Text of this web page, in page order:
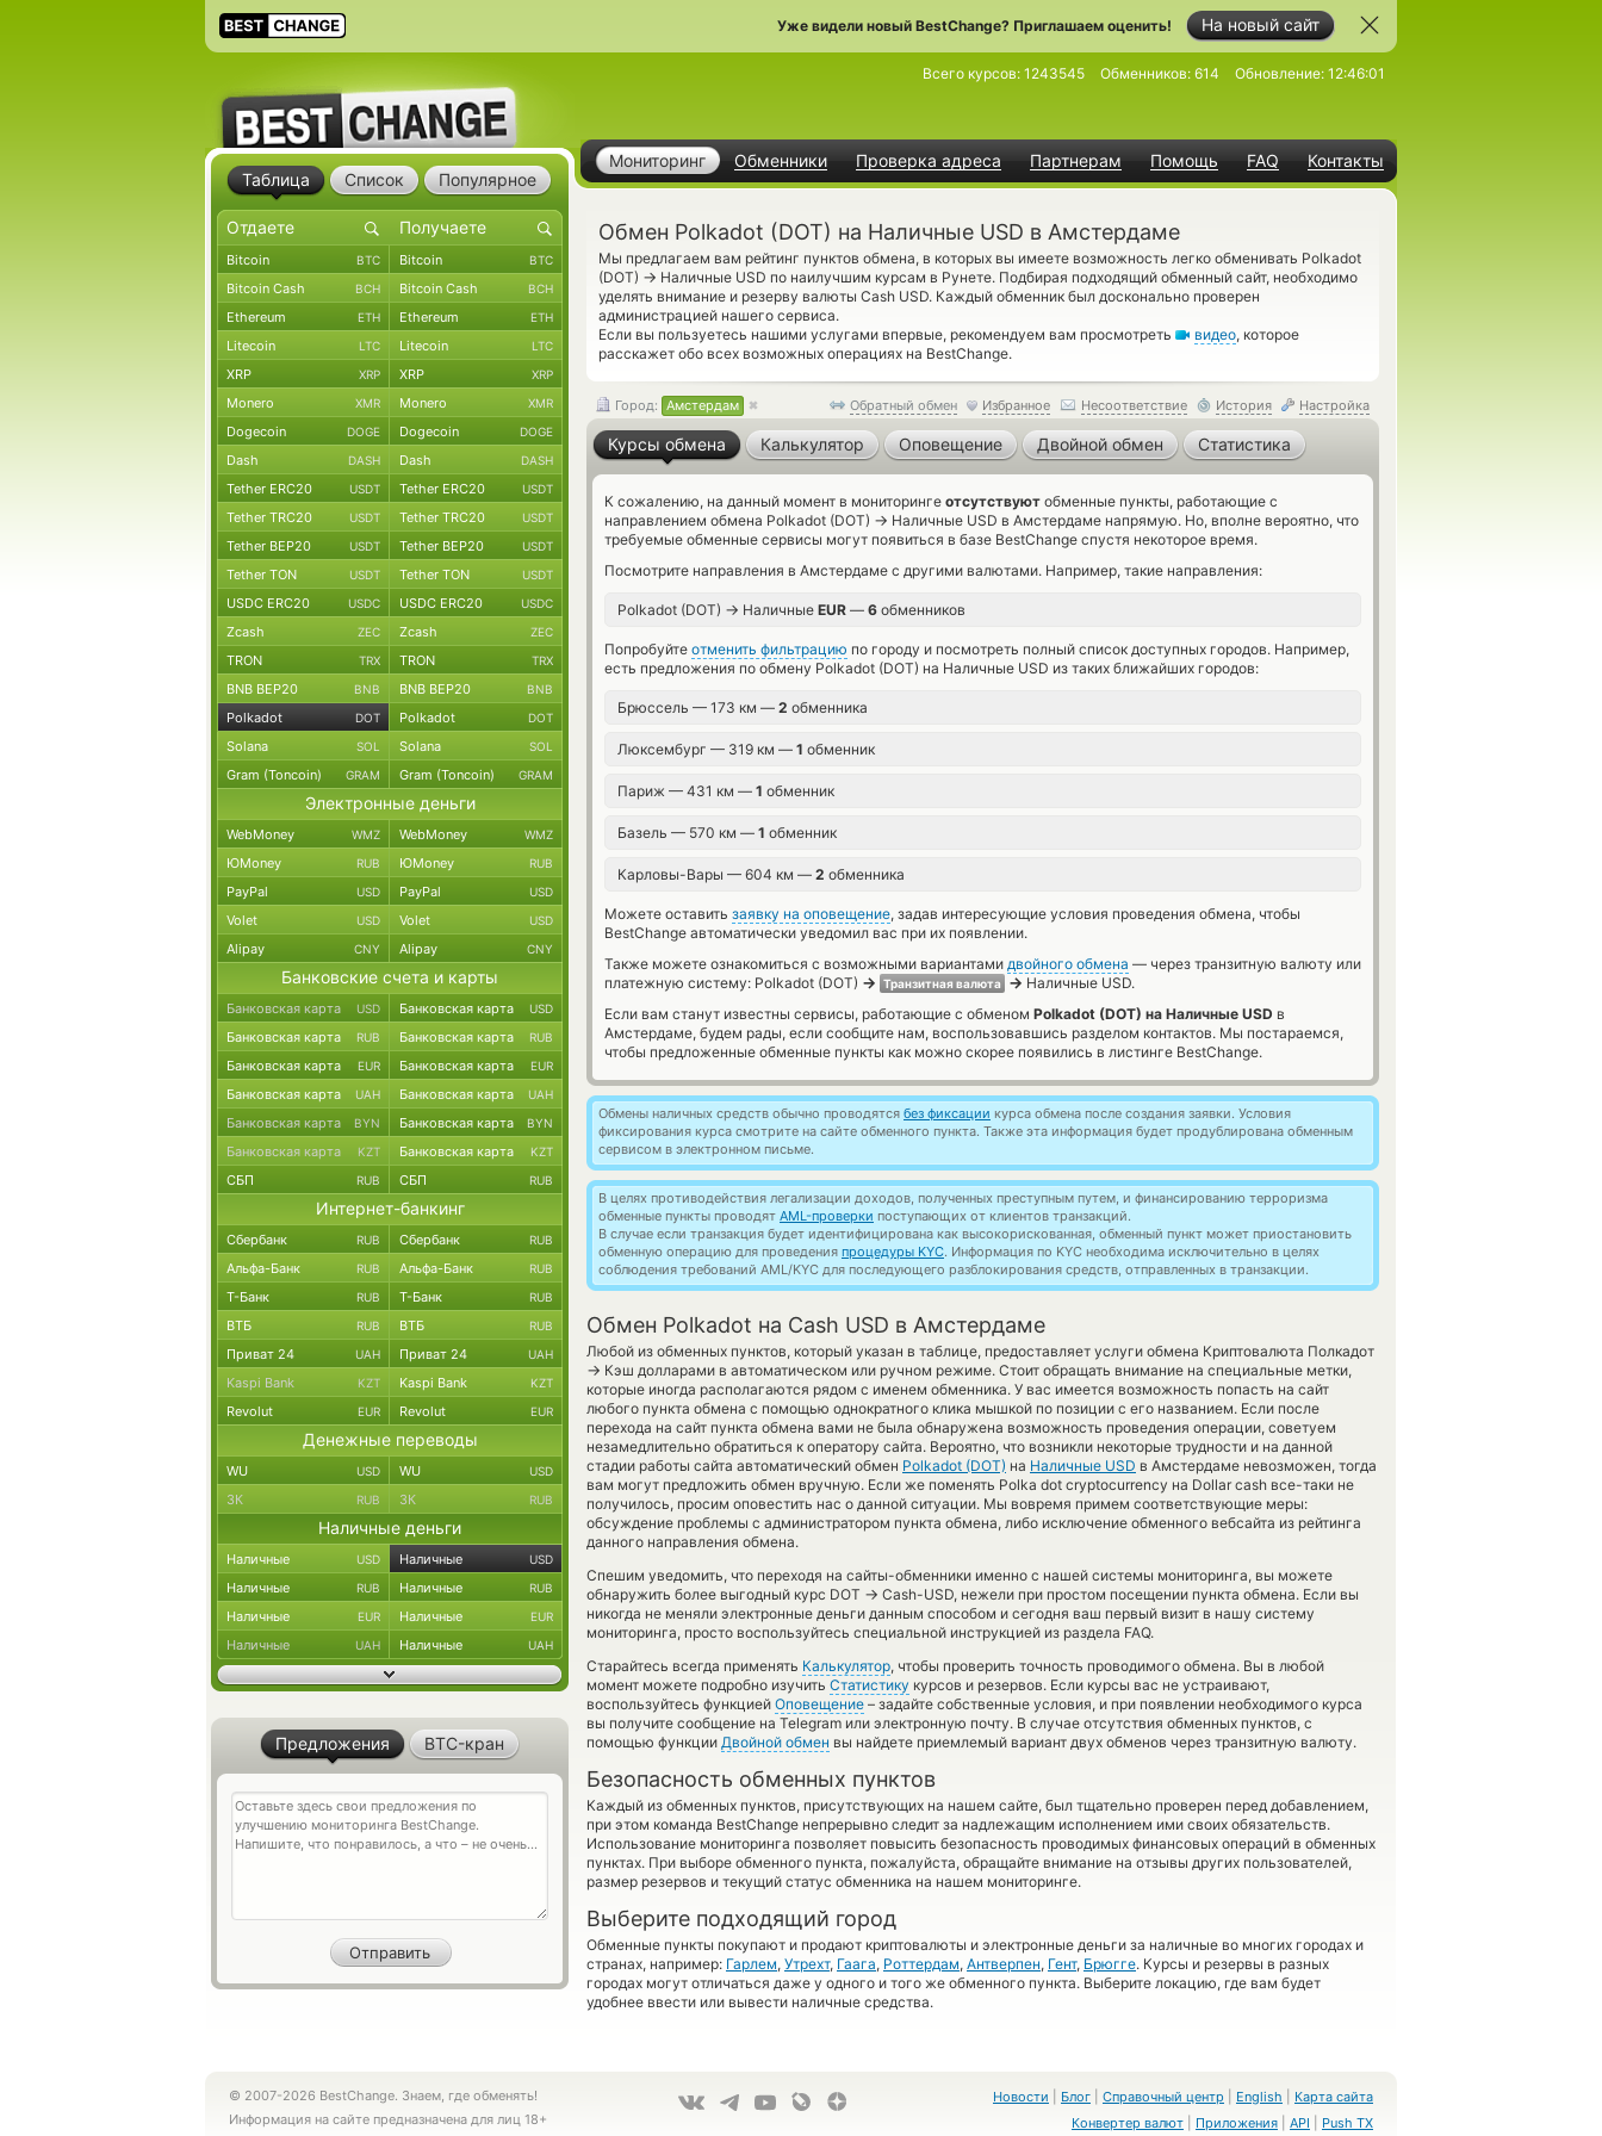
На новый сайт
Уже видели новый BestChange? Приглашаем оценить!
Мониторинг Обменники Проверка адреса Партнерам Помощь FAQ Контакты
Всего курсов: 1243545 Обменников: 614 Обновление: 12:46:01
Обмен Polkadot (DOT) на Наличные USD в Амстердаме
Мы предлагаем вам рейтинг пунктов обмена, в которых вы имеете возможность легко обменивать Polkadot
(DOT) → Наличные USD по наилучшим курсам в Рунете. Подбирая подходящий обменный сайт, необходимо
уделять внимание и резерву валюты Cash USD. Каждый обменник был досконально проверен
администрацией нашего сервиса.
Если вы пользуетесь нашими услугами впервые, рекомендуем вам просмотреть
видео, которое
расскажет обо всех возможных операциях на BestChange.
Обратный обмен Избранное Несоответствие История Настройка
Город: Амстердам
Курсы обмена Калькулятор Оповещение Двойной обмен Статистика
К сожалению, на данный момент в мониторинге отсутствуют обменные пункты, работающие с
направлением обмена Polkadot (DOT) → Наличные USD в Амстердаме напрямую. Но, вполне вероятно, что
требуемые обменные сервисы могут появиться в базе BestChange спустя некоторое время.
Посмотрите направления в Амстердаме с другими валютами. Например, такие направления:
Polkadot (DOT) → Наличные EUR — 6 обменников
Попробуйте отменить фильтрацию по городу и посмотреть полный список доступных городов. Например,
есть предложения по обмену Polkadot (DOT) на Наличные USD из таких ближайших городов:
Брюссель — 173 км — 2 обменника
Люксембург — 319 км — 1 обменник
Париж — 431 км — 1 обменник
Базель — 570 км — 1 обменник
Карловы-Вары — 604 км — 2 обменника
Можете оставить заявку на оповещение, задав интересующие условия проведения обмена, чтобы
BestChange автоматически уведомил вас при их появлении.
Также можете ознакомиться с возможными вариантами двойного обмена — через транзитную валюту или
платежную систему: Polkadot (DOT) → Транзитная валюта → Наличные USD.
Если вам станут известны сервисы, работающие с обменом Polkadot (DOT) на Наличные USD в
Амстердаме, будем рады, если сообщите нам, воспользовавшись разделом контактов. Мы постараемся,
чтобы предложенные обменные пункты как можно скорее появились в листинге BestChange.
Обмены наличных средств обычно проводятся без фиксации курса обмена после создания заявки. Условия
фиксирования курса смотрите на сайте обменного пункта. Также эта информация будет продублирована обменным
сервисом в электронном письме.
В целях противодействия легализации доходов, полученных преступным путем, и финансированию терроризма
обменные пункты проводят AML-проверки поступающих от клиентов транзакций.
В случае если транзакция будет идентифицирована как высокорискованная, обменный пункт может приостановить
обменную операцию для проведения процедуры KYC. Информация по KYC необходима исключительно в целях
соблюдения требований AML/KYC для последующего разблокирования средств, отправленных в транзакции.
Обмен Polkadot на Cash USD в Амстердаме
Любой из обменных пунктов, который указан в таблице, предоставляет услуги обмена Криптовалюта Полкадот
→ Кэш долларами в автоматическом или ручном режиме. Стоит обращать внимание на специальные метки,
которые иногда располагаются рядом с именем обменника. У вас имеется возможность попасть на сайт
любого пункта обмена с помощью однократного клика мышкой по позиции с его названием. Если после
перехода на сайт пункта обмена вами не была обнаружена возможность проведения операции, советуем
незамедлительно обратиться к оператору сайта. Вероятно, что возникли некоторые трудности и на данной
стадии работы сайта автоматический обмен Polkadot (DOT) на Наличные USD в Амстердаме невозможен, тогда
вам могут предложить обмен вручную. Если же поменять Polka dot cryptocurrency на Dollar cash все-таки не
получилось, просим оповестить нас о данной ситуации. Мы вовремя примем соответствующие меры:
обсуждение проблемы с администратором пункта обмена, либо исключение обменного вебсайта из рейтинга
данного направления обмена.
Спешим уведомить, что переходя на сайты-обменники именно с нашей системы мониторинга, вы можете
обнаружить более выгодный курс DOT → Cash-USD, нежели при простом посещении пункта обмена. Если вы
никогда не меняли электронные деньги данным способом и сегодня ваш первый визит в нашу систему
мониторинга, просто воспользуйтесь специальной инструкцией из раздела FAQ.
Старайтесь всегда применять Калькулятор, чтобы проверить точность проводимого обмена. Вы в любой
момент можете подробно изучить Статистику курсов и резервов. Если курсы вас не устраивают,
воспользуйтесь функцией Оповещение – задайте собственные условия, и при появлении необходимого курса
вы получите сообщение на Telegram или электронную почту. В случае отсутствия обменных пунктов, с
помощью функции Двойной обмен вы найдете приемлемый вариант двух обменов через транзитную валюту.
Безопасность обменных пунктов
Каждый из обменных пунктов, присутствующих на нашем сайте, был тщательно проверен перед добавлением,
при этом команда BestChange непрерывно следит за надлежащим исполнением ими своих обязательств.
Использование мониторинга позволяет повысить безопасность проводимых финансовых операций в обменных
пунктах. При выборе обменного пункта, пожалуйста, обращайте внимание на отзывы других пользователей,
размер резервов и текущий статус обменника на нашем мониторинге.
Выберите подходящий город
Обменные пункты покупают и продают криптовалюты и электронные деньги за наличные во многих городах и
странах, например: Гарлем, Утрехт, Гаага, Роттердам, Антверпен, Гент, Брюгге. Курсы и резервы в разных
городах могут отличаться даже у одного и того же обменного пункта. Выберите локацию, где вам будет
удобнее ввести или вывести наличные средства.
Таблица Список Популярное
Bitcoin BTC Bitcoin BTC
Bitcoin Cash BCH Bitcoin Cash BCH
Ethereum ETH Ethereum ETH
Litecoin LTC Litecoin LTC
XRP XRP XRP XRP
Monero XMR Monero XMR
Dogecoin DOGE Dogecoin DOGE
Dash DASH Dash DASH
Tether ERC20 USDT Tether ERC20 USDT
Tether TRC20 USDT Tether TRC20 USDT
Tether BEP20 USDT Tether BEP20 USDT
Tether TON USDT Tether TON USDT
USDC ERC20 USDC USDC ERC20 USDC
Zcash ZEC Zcash ZEC
TRON TRX TRON TRX
BNB BEP20 BNB BNB BEP20 BNB
Polkadot DOT Polkadot DOT
Solana SOL Solana SOL
Gram (Toncoin) GRAM Gram (Toncoin) GRAM
Электронные деньги
WebMoney WMZ WebMoney WMZ
ЮMoney RUB ЮMoney RUB
PayPal USD PayPal USD
Volet USD Volet USD
Alipay CNY Alipay CNY
Банковские счета и карты
Банковская карта USD Банковская карта USD
Банковская карта RUB Банковская карта RUB
Банковская карта EUR Банковская карта EUR
Банковская карта UAH Банковская карта UAH
Банковская карта BYN Банковская карта BYN
Банковская карта KZT Банковская карта KZT
СБП RUB СБП RUB
Интернет-банкинг
Сбербанк RUB Сбербанк RUB
Альфа-Банк RUB Альфа-Банк RUB
Т-Банк RUB Т-Банк RUB
ВТБ RUB ВТБ RUB
Приват 24 UAH Приват 24 UAH
Kaspi Bank KZT Kaspi Bank KZT
Revolut EUR Revolut EUR
Денежные переводы
WU USD WU USD
ЗК RUB ЗК RUB
Наличные деньги
Наличные USD Наличные USD
Наличные RUB Наличные RUB
Наличные EUR Наличные EUR
Наличные UAH Наличные UAH
Предложения BTC-кран
© 2007-2026 BestChange. Знаем, где обменять!
Информация на сайте предназначена для лиц 18+
Новости Блог Справочный центр English
Карта сайта
Конвертер валют
Приложения API Push TX